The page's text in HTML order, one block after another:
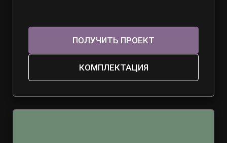
ПОЛУЧИТЬ ПРОЕКТ
КОМПЛЕКТАЦИЯ